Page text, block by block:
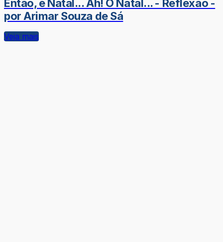
Então, é Natal... Ah! O Natal... - Reflexão -
por Arimar Souza de Sá
Veja mais